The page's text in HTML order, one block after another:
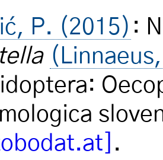
P. (2015) :
.